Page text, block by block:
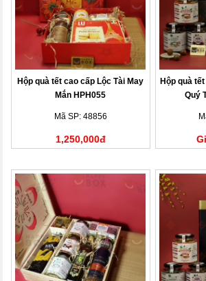
Hộp quà tết cao cấp Lộc Tài May
Mắn HPH055
Mã SP: 48856
1,250,000đ
Hộp quà
Quý